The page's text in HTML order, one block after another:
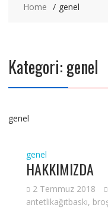
Home genel
Kategori: genel
genel
genel
HAKKIMIZDA
2 Temmuz 2018
antetlikağıtbaskı,